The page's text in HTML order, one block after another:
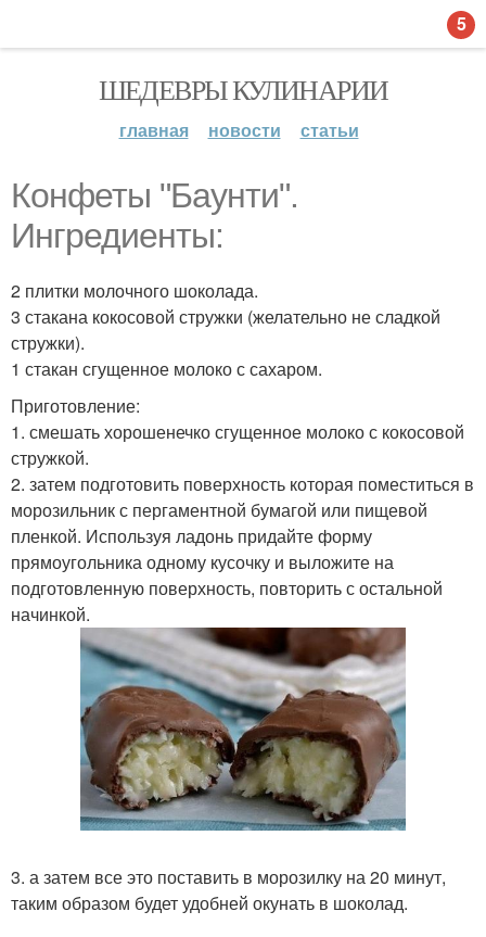
ШЕДЕВРЫ КУЛИНАРИИ
главная новости статьи
Конфеты "Баунти".
Ингредиенты:
2 плитки молочного шоколада.
3 стакана кокосовой стружки (желательно не сладкой
стружки).
1 стакан сгущенное молоко с сахаром.
Приготовление:
1. смешать хорошенечко сгущенное молоко с кокосовой
стружкой.
2. затем подготовить поверхность которая поместиться в
морозильник с пергаментной бумагой или пищевой
пленкой. Используя ладонь придайте форму
прямоугольника одному кусочку и выложите на
подготовленную поверхность, повторить с остальной
начинкой.
3. а затем все это поставить в морозилку на 20 минут,
таким образом будет удобней окунать в шоколад.
5